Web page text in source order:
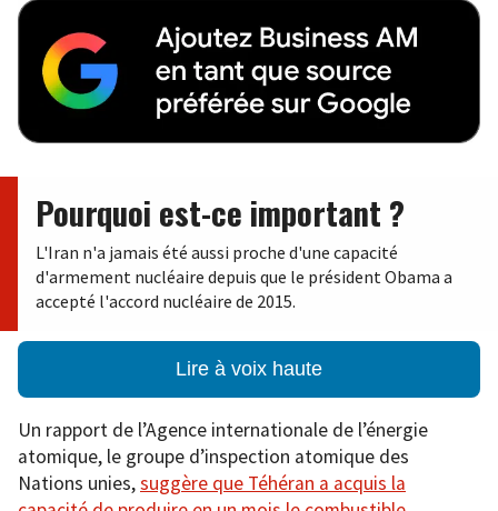
Pourquoi est-ce important ?
L'Iran n'a jamais été aussi proche d'une capacité
d'armement nucléaire depuis que le président Obama a
accepté l'accord nucléaire de 2015.
Lire à voix haute
Un rapport de l’Agence internationale de l’énergie
atomique, le groupe d’inspection atomique des
Nations unies,suggère que Téhéran a acquis la